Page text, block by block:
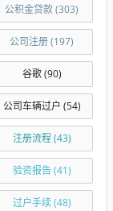
公积金贷款(303)
公司注册(197)
谷歌(90)
公司车辆过户 (54)
注册流程(43)
验资报告(41)
过户手续(48)